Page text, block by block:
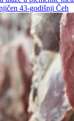
43-godišnji Čeh